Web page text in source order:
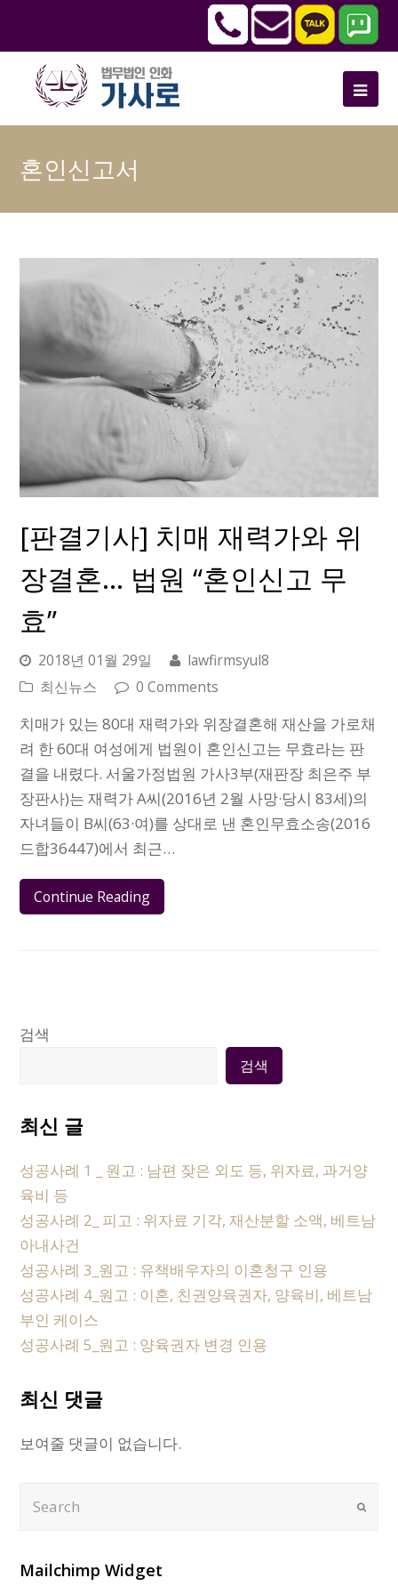
혼인신고서
[판결기사] 치매 재력가와 위
장결혼… 법원 “혼인신고 무
효”
2018년 01월 29일
lawfirmsyul8
최신뉴스
0 Comments
치매가 있는 80대 재력가와 위장결혼해 재산을 가로채
려 한 60대 여성에게 법원이 혼인신고는 무효라는 판
결을 내렸다. 서울가정법원 가사3부(재판장 최은주 부
장판사)는 재력가 A씨(2016년 2월 사망·당시 83세)의
자녀들이 B씨(63·여)를 상대로 낸 혼인무효소송(2016
드합36447)에서 최근…
Continue Reading
검색
검색
최신 글
성공사례 1 _ 원고 : 남편 잦은 외도 등, 위자료, 과거양
육비 등
성공사례 2_ 피고 : 위자료 기각, 재산분할 소액, 베트남
아내사건
성공사례 3_원고 : 유책배우자의 이혼청구 인용
성공사례 4_원고 : 이혼, 친권양육권자, 양육비, 베트남
부인 케이스
성공사례 5_원고 : 양육권자 변경 인용
최신 댓글
보여줄 댓글이 없습니다.
Submit
Mailchimp Widget